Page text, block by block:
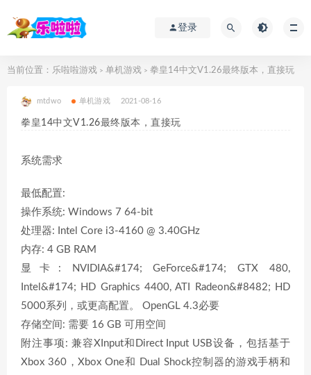
登录
当前位置： 乐啦啦游戏 > 单机游戏 > 拳皇14中文V1.26最终版本，直接玩
mtdwo 单机游戏 2021-08-16
拳皇14中文V1.26最终版本，直接玩
系统需求
最低配置:
操作系统: Windows 7 64-bit
处理器: Intel Core i3-4160 @ 3.40GHz
内存: 4 GB RAM
显卡: NVIDIA&#174; GeForce&#174; GTX 480,
Intel&#174; HD Graphics 4400, ATI Radeon&#8482; HD
5000系列，或更高配置。 OpenGL 4.3必要
存储空间: 需要 16 GB 可用空间
附注事项: 兼容XInput和Direct Input USB设备，包括基于
Xbox 360，Xbox One和 Dual Shock控制器的游戏手柄和